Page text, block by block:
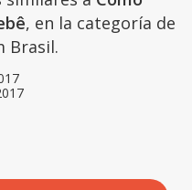
, en la categoría de
Brasil.